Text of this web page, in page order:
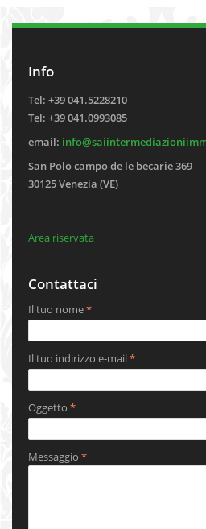
Info
Tel: +39 041.5228210
Tel: +39 041.0993085
email:
San Polo campo de le becarie 369
30125 Venezia (VE)
Area riservata
Contattaci
Il tuo nome*
Il tuo indirizzo e-mail *
Oggetto *
Messaggio *